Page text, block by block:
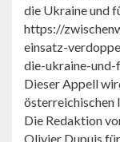
die Ukraine und
https://
einsatz-
die-ukraine-
Dieser Appell
Die Redaktion
Olivier Dupuis